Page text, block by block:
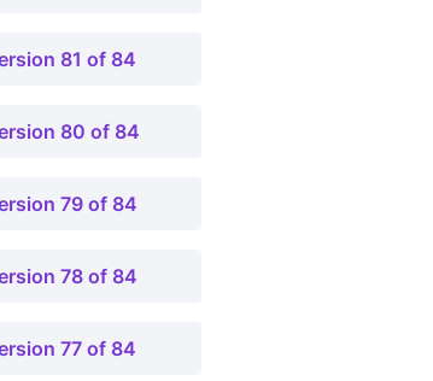
81 of 84
80 of 84
79 of 84
78 of 84
77 of 84